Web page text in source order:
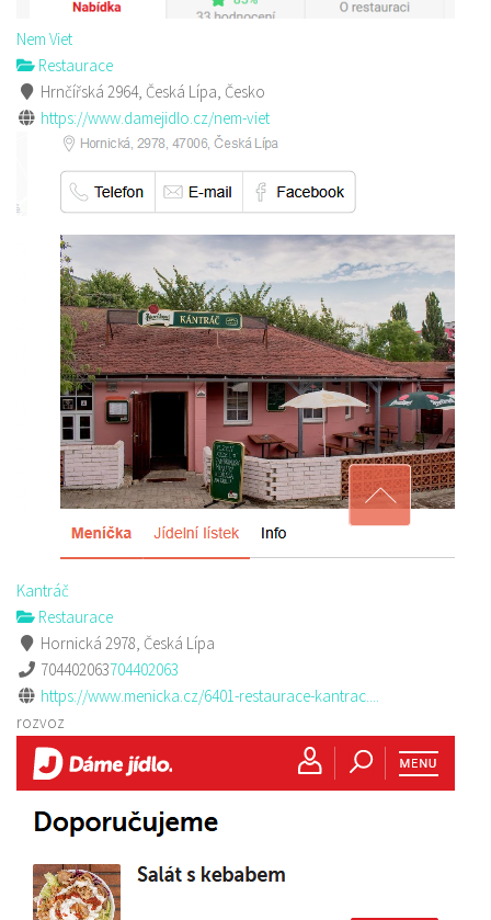
Nem Viet
Restaurace
Hrnčířská 2964, Česká Lípa, Česko
https://www.damejidlo.cz/nem-viet
Kantráč
Restaurace
Hornická 2978, Česká Lípa
704402063704402063
https://www.menicka.cz/6401-restaurace-kantrac....
rozvoz